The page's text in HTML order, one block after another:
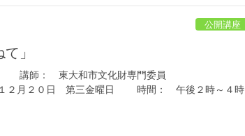
公開講座
」
講師： 東大和市文化財専門委員
三金曜日 時間： 午後２時～４時